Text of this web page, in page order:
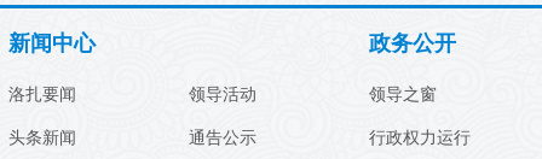
新闻中心
洛扎要闻
头条新闻
领导活动
通告公示
政务公开
领导之窗
行政权力运行